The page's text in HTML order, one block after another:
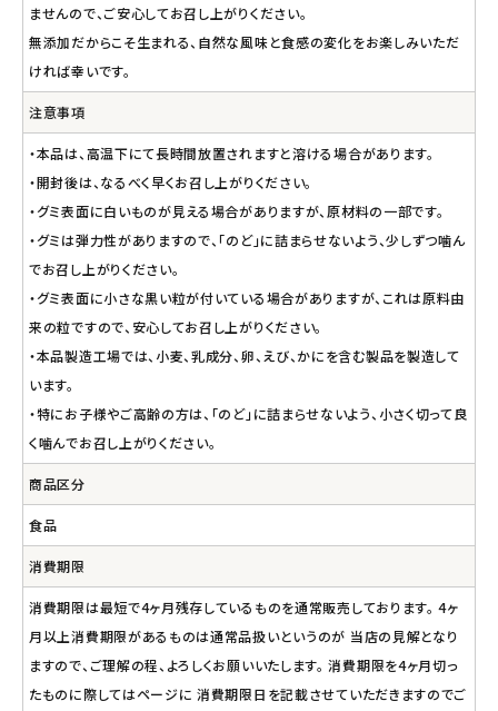
ませんので、ご安心してお召し上がりください。
無添加だからこそ生まれる、自然な風味と食感の変化をお楽しみいただ
ければ幸いです。
注意事項
・本品は、高温下にて長時間放置されますと溶ける場合があります。
・開封後は、なるべく早くお召し上がりください。
・グミ表面に白いものが見える場合がありますが、原材料の一部です。
・グミは弾力性がありますので、「のど」に詰まらせないよう、少しずつ噛ん
でお召し上がりください。
・グミ表面に小さな黒い粒が付いている場合がありますが、これは原料由
来の粒ですので、安心してお召し上がりください。
・本品製造工場では、小麦、乳成分、卵、えび、かにを含む製品を製造して
います。
・特にお子様やご高齢の方は、「のど」に詰まらせないよう、小さく切って良
く噛んでお召し上がりください。
商品区分
食品
消費期限
消費期限は最短で4ヶ月残存しているものを通常販売しております。 4ヶ
月以上消費期限があるものは通常品扱いというのが 当店の見解となり
ますので、ご理解の程、よろしくお願いいたします。 消費期限を4ヶ月切っ
たものに際してはページに 消費期限日を記載させていただきますのでご